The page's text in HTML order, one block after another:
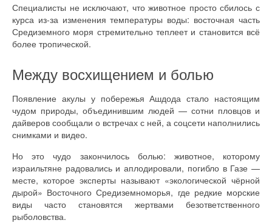
Специалисты не исключают, что животное просто сбилось с
курса из-за изменения температуры воды: восточная часть
Средиземного моря стремительно теплеет и становится всё
более тропической.
Между восхищением и болью
Появление акулы у побережья Ашдода стало настоящим
чудом природы, объединившим людей — сотни пловцов и
дайверов сообщали о встречах с ней, а соцсети наполнились
снимками и видео.
Но это чудо закончилось болью: животное, которому
израильтяне радовались и аплодировали, погибло в Газе —
месте, которое эксперты называют «экологической чёрной
дырой» Восточного Средиземноморья, где редкие морские
виды часто становятся жертвами безответственного
рыболовства.